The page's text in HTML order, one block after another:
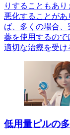
りすることもあ
悪化することがあ
ば、多くの場合
薬を使用するので
適切な治療を受け
低用量ピルの